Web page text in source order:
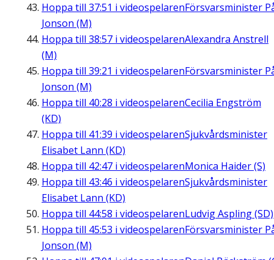
Hoppa till 37:51 i videospelarenFörsvarsminister
Jonson (M)
Hoppa till 38:57 i videospelarenAlexandra Anstrell
(M)
Hoppa till 39:21 i videospelarenFörsvarsminister
Jonson (M)
Hoppa till 40:28 i videospelarenCecilia Engström
(KD)
Hoppa till 41:39 i videospelarenSjukvårdsminister
Elisabet Lann (KD)
Hoppa till 42:47 i videospelarenMonica Haider (S)
Hoppa till 43:46 i videospelarenSjukvårdsminister
Elisabet Lann (KD)
Hoppa till 44:58 i videospelarenLudvig Aspling (SD)
Hoppa till 45:53 i videospelarenFörsvarsminister
Jonson (M)